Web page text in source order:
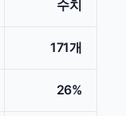
수치
171개
26%